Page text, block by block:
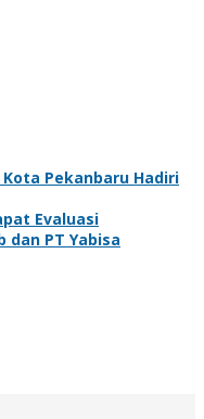
Kota Pekanbaru Hadiri
Evaluasi
dan PT Yabisa